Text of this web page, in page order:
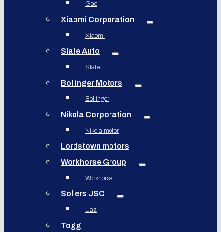
Gac
Xiaomi Corporation
Xiaomi
Slate Auto
Slate
Bollinger Motors
Bollinger
Nikola Corporation
Nikola motor
Lordstown motors
Workhorse Group
Workhorse
Sollers JSC
Uaz
Togg